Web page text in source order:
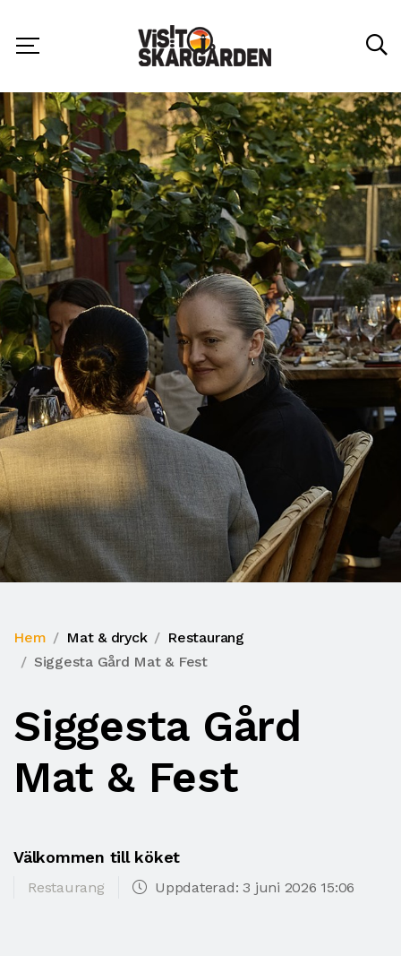
Hem Mat & dryck
Restaurang
Siggesta Gård Mat & Fest
Siggesta Gård
Mat & Fest
Välkommen till köket
Restaurang Uppdaterad: 3 juni 2026 15:06